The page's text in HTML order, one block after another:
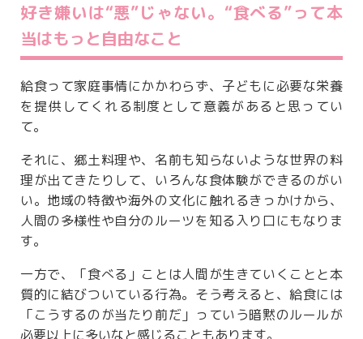
好き嫌いは“悪”じゃない。“食べる”って本
当はもっと自由なこと
給食って家庭事情にかかわらず、子どもに必要な栄養
を提供してくれる制度として意義があると思ってい
て。
それに、郷土料理や、名前も知らないような世界の料
理が出てきたりして、いろんな食体験ができるのがい
い。地域の特徴や海外の文化に触れるきっかけから、
人間の多様性や自分のルーツを知る入り口にもなりま
す。
一方で、「食べる」ことは人間が生きていくことと本
質的に結びついている行為。そう考えると、給食には
「こうするのが当たり前だ」っていう暗黙のルールが
必要以上に多いなと感じることもあります。